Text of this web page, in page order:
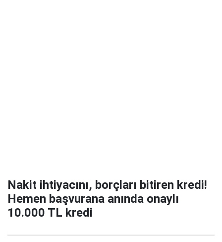
Nakit ihtiyacını, borçları bitiren kredi!
Hemen başvurana anında onaylı
10.000 TL kredi